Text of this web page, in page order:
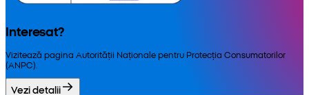
Interesat?
Vizitează pagina Autorității Naționale pentru Protecția Consumatorilor
(ANPC).
Vezi detalii